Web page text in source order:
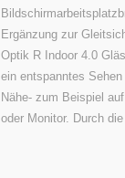
Ergänzung zur
Optik R Indoor 4.0
ein entspanntes
Nähe- zum Beispiel
oder Monitor. Durch